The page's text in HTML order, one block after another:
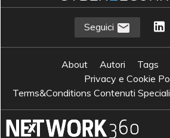
Seguici
About Autori Tags
Privacy e Cookie
Terms&Conditions Contenuti